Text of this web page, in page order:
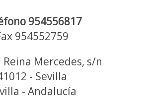
954556817
954552759
Reina Mercedes, s/n
- Sevilla
- Andalucía